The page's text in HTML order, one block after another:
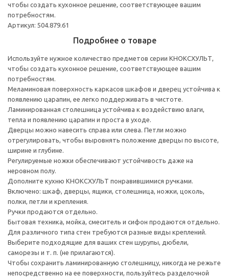
чтобы создать кухонное решение, соответствующее вашим
потребностям.
Артикул: 504.879.61
Подробнее о товаре
Используйте нужное количество предметов серии КНОКСХУЛЬТ,
чтобы создать кухонное решение, соответствующее вашим
потребностям.
Меламиновая поверхность каркасов шкафов и дверец устойчива к
появлению царапин, ее легко поддерживать в чистоте.
Ламинированная столешница устойчива к воздействию влаги,
тепла и появлению царапин и проста в уходе.
Дверцы можно навесить справа или слева. Петли можно
отрегулировать, чтобы выровнять положение дверцы по высоте,
ширине и глубине.
Регулируемые ножки обеспечивают устойчивость даже на
неровном полу.
Дополните кухню КНОКСХУЛЬТ понравившимися ручками.
Включено: шкаф, дверцы, ящики, столешница, ножки, цоколь,
полки, петли и крепления.
Ручки продаются отдельно.
Бытовая техника, мойка, смеситель и сифон продаются отдельно.
Для различного типа стен требуются разные виды креплений.
Выберите подходящие для ваших стен шурупы, дюбели,
саморезы и т. п. (не прилагаются).
Чтобы сохранить ламинированную столешницу, никогда не режьте
непосредственно на ее поверхности, пользуйтесь разделочной